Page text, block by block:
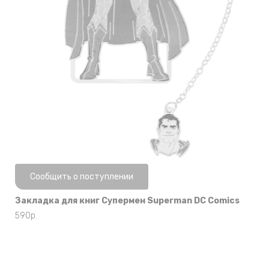
Нет в наличии
Сообщить о поступлении
Закладка для книг Супермен Superman DC Comics
590р.